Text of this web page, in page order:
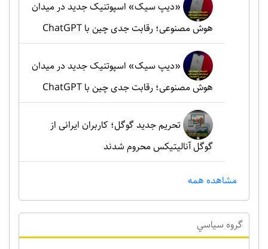
«دیپ سیک» اسپوتنیک جدید در میدان
هوش مصنوعی؛ رقابت جدی چین با ChatGPT
«دیپ سیک» اسپوتنیک جدید در میدان
هوش مصنوعی؛ رقابت جدی چین با ChatGPT
تحریم جدید گوگل؛ کاربران ایرانی از
گوگل آنالیتیکس محروم شدند
مشاهده همه
گروه سياسي